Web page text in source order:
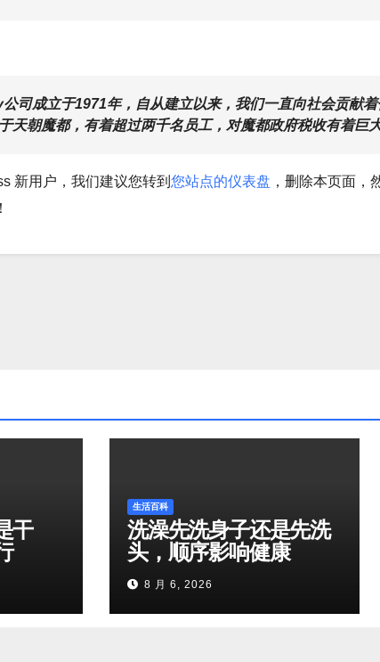
司成立于1971年，自从建立以来，我们一直向社会贡献
天朝魔都，有着超过两千名员工，对魔都政府税收有着巨大
新用户，我们建议您转到 您站点的仪表盘 ，删除本页面，
干
生活百科
洗澡先洗身子还是先洗
头，顺序影响健康
8 月 6, 2026